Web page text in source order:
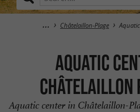
Châtelaillon-Plage
Aquatic
Châtelaillon
Aquatic center in Châtelaillon-